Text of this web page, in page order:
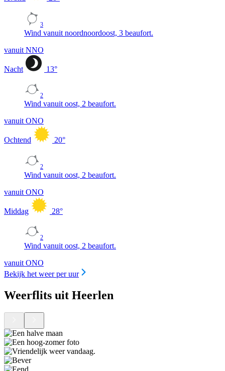
3
Wind vanuit noordnoordoost, 3 beaufort.
vanuit NNO
Nacht 13°
2
Wind vanuit oost, 2 beaufort.
vanuit ONO
Ochtend 20°
2
Wind vanuit oost, 2 beaufort.
vanuit ONO
Middag 28°
2
Wind vanuit oost, 2 beaufort.
vanuit ONO
Bekijk het weer per uur
Weerflits uit Heerlen